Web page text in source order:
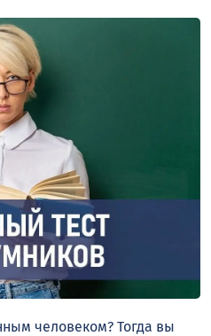
человеком? Тогда вы